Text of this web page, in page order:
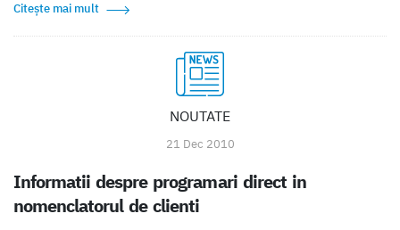
Citește mai mult
NOUTATE
21 Dec 2010
Informatii despre programari direct in
nomenclatorul de clienti